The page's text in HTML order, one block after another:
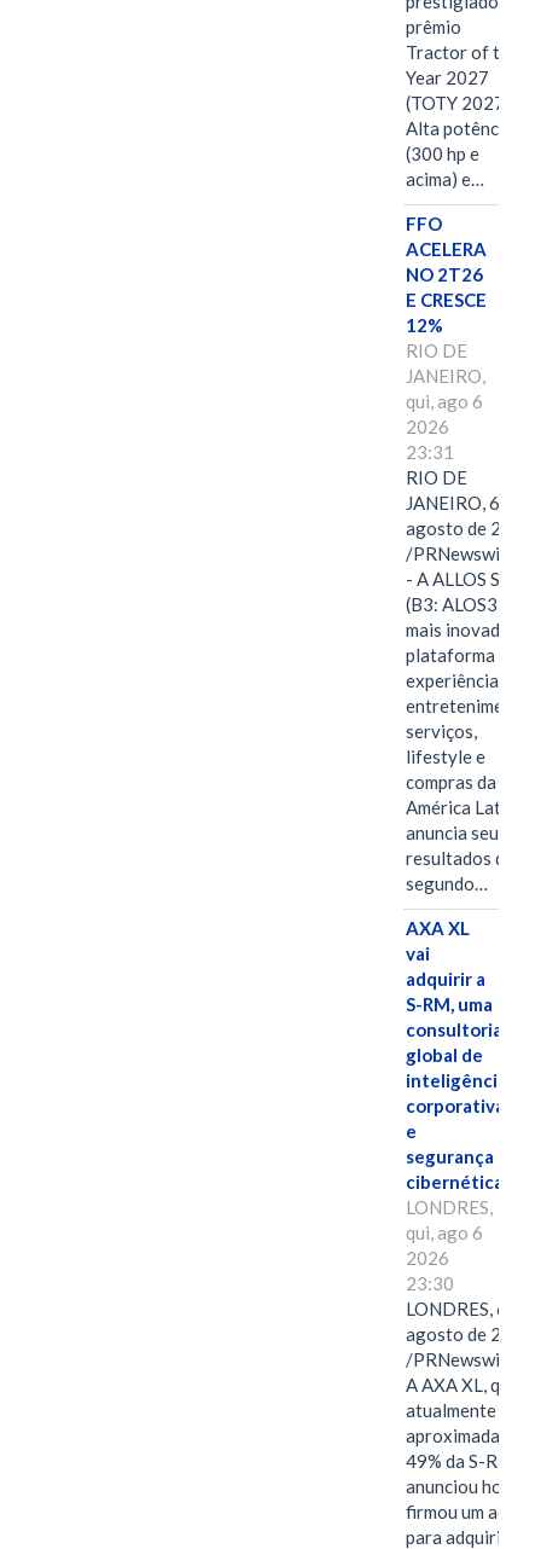
prêmio
Tractor of the
Year 2027
(TOTY 2027:
Alta potência
(300 hp e
acima) e…
FFO
ACELERA
NO 2T26
E CRESCE
12%
RIO DE
JANEIRO,
qui, ago 6
2026
23:31
RIO DE
JANEIRO, 6 de
agosto de 2026
/PRNewswire/ -
- A ALLOS S.A.
(B3: ALOS3), a
mais inovadora
plataforma de
experiências,
entretenimento,
serviços,
lifestyle e
compras da
América Latina
anuncia seus
resultados do
segundo…
AXA XL
vai
adquirir a
S-RM, uma
consultoria
global de
inteligência
corporativa
e
segurança
cibernética
LONDRES,
qui, ago 6
2026
23:30
LONDRES, 6 de
agosto de 2026
/PRNewswire/ --
A AXA XL, que
atualmente
49% da S-RM,
anunciou hoje
firmou um
para adquirir as